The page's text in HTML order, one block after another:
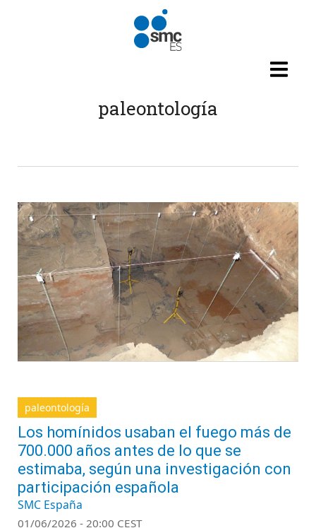
Pasar al contenido principal
paleontología
paleontología
Los homínidos usaban el fuego más de
700.000 años antes de lo que se
estimaba, según una investigación con
participación española
SMC España
01/06/2026 - 20:00 CEST